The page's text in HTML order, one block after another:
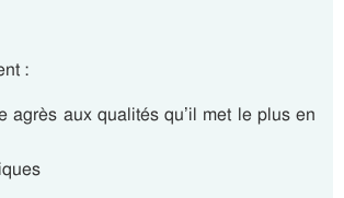
:
agrès aux qualités qu’il met le plus en